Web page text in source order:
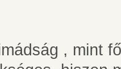
, mint